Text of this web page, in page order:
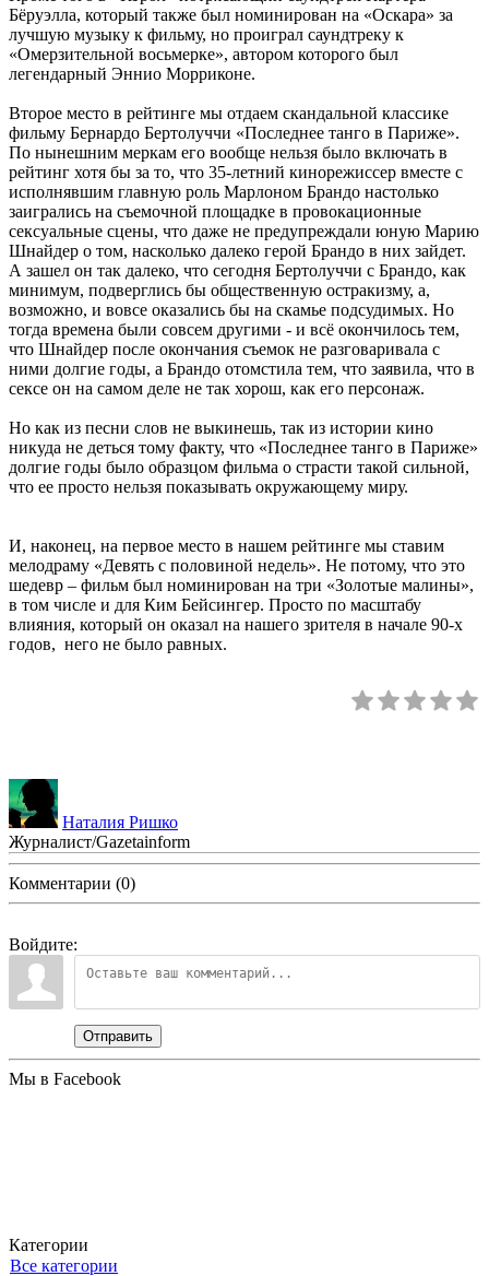
Бёруэлла, который также был номинирован на «Оскара» за
лучшую музыку к фильму, но проиграл саундтреку к
«Омерзительной восьмерке», автором которого был
легендарный Эннио Морриконе.
Второе место в рейтинге мы отдаем скандальной классике
фильму Бернардо Бертолуччи «Последнее танго в Париже».
По нынешним меркам его вообще нельзя было включать в
рейтинг хотя бы за то, что 35-летний кинорежиссер вместе с
исполнявшим главную роль Марлоном Брандо настолько
заигрались на съемочной площадке в провокационные
сексуальные сцены, что даже не предупреждали юную Марию
Шнайдер о том, насколько далеко герой Брандо в них зайдет.
А зашел он так далеко, что сегодня Бертолуччи с Брандо, как
минимум, подверглись бы общественную остракизму, а,
возможно, и вовсе оказались бы на скамье подсудимых. Но
тогда времена были совсем другими - и всё окончилось тем,
что Шнайдер после окончания съемок не разговаривала с
ними долгие годы, а Брандо отомстила тем, что заявила, что в
сексе он на самом деле не так хорош, как его персонаж.
Но как из песни слов не выкинешь, так из истории кино
никуда не деться тому факту, что «Последнее танго в Париже»
долгие годы было образцом фильма о страсти такой сильной,
что ее просто нельзя показывать окружающему миру.
И, наконец, на первое место в нашем рейтинге мы ставим
мелодраму «Девять с половиной недель». Не потому, что это
шедевр – фильм был номинирован на три «Золотые малины»,
в том числе и для Ким Бейсингер. Просто по масштабу
влияния, который он оказал на нашего зрителя в начале 90-х
годов, него не было равных.
Наталия Ришко
Журналист/Gazetainform
Комментарии (0)
Войдите:
Отправить
Мы в Facebook
Категории
Все категории